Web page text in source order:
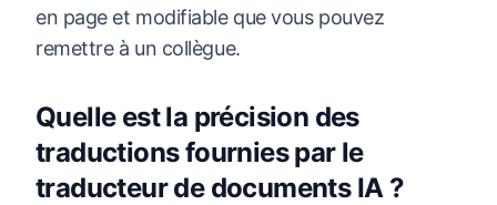
en page et modifiable que vous pouvez
remettre à un collègue.
Quelle est la précision des
traductions fournies par le
traducteur de documents IA ?